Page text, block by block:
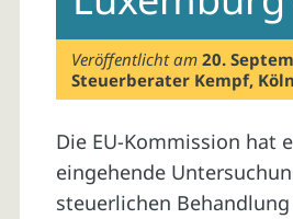
Veröffentlicht am20.
Steuerberater Kempf, Köln
Die EU-Kommission hat
eingehende
steuerlichen Behandlung